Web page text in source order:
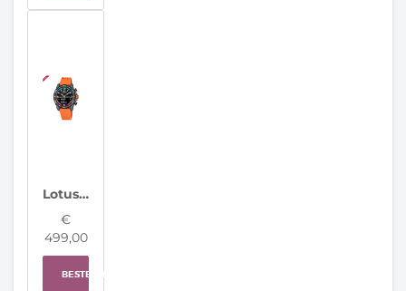
Lotus herenhorloge 20000/7 Connected D
€
499,00
BESTELLEN